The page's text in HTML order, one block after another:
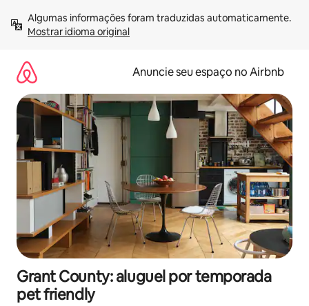
para
Mostrar idioma original
Anuncie seu espaço no Airbnb
Grant County: aluguel por temporada
pet friendly